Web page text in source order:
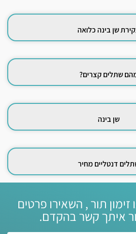
שן בינה כלואה
שתלים קצרים?
שן בינה
דנטליים מחיר
תור , השאירו פרטים
איתך קשר בהקדם.‏